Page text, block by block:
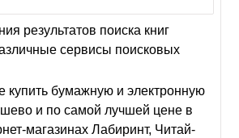
результатов поиска книг
сервисы поисковых
бумажную и электронную
и по самой лучшей цене в
магазинах Лабиринт, Читай-